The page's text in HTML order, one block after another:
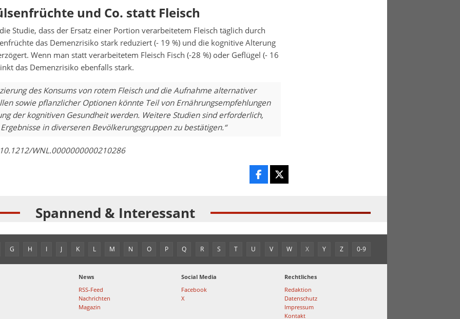
und Co. statt Fleisch
Studie, dass der Ersatz einer Portion verarbeitetem Fleisch täglich durch
das Demenzrisiko stark reduziert (- 19 %) und die kognitive Alterung
Wenn man statt verarbeitetem Fleisch Fisch (-28 %) oder Geflügel (- 16
das Demenzrisiko ebenfalls stark.
des Konsums von rotem Fleisch und die Aufnahme alternativer
sowie pflanzlicher Optionen könnte Teil von Ernährungsempfehlungen
der kognitiven Gesundheit werden. Weitere Studien sind erforderlich,
in diverseren Bevölkerungsgruppen zu bestätigen.“
WNL.0000000000210286
Spannend & Interessant
G H I J K L M N O P Q R S T U V W X Y Z 0-9
News
RSS-Feed
Nachrichten
Magazin
Social Media
Facebook
X
Rechtliches
Redaktion
Datenschutz
Impressum
Kontakt